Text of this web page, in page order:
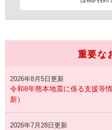
重要な
2026年8月5日更新
令和8年熊本地震に係る支援等
新）
2026年7月28日更新